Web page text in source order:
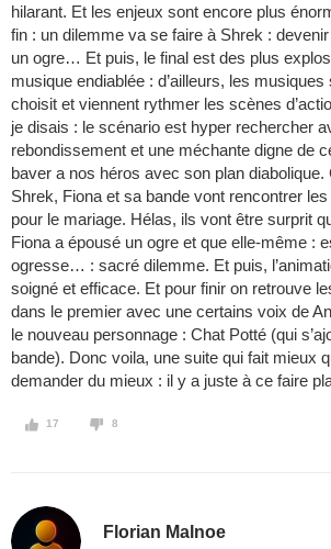
hilarant. Et les enjeux sont encore plus
fin : un dilemme va se faire à Shrek :
un ogre… Et puis, le final est des plus
musique endiablée : d’ailleurs, les
choisit et viennent rythmer les scènes
je disais : le scénario est hyper rechercher
rebondissement et une méchante digne de
baver a nos héros avec son plan diabolique.
Shrek, Fiona et sa bande vont rencontrer
pour le mariage. Hélas, ils vont être surprit
Fiona a épousé un ogre et que elle-même :
ogresse… : sacré dilemme. Et puis,
soigné et efficace. Et pour finir on retrouve
dans le premier avec une certains voix de
le nouveau personnage : Chat Potté (qui
bande). Donc voila, une suite qui fait mieux
demander du mieux : il y a juste à ce faire
17 8
Florian Malnoe